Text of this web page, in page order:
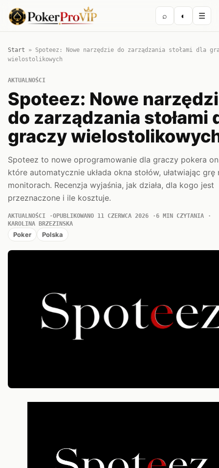
⌕ ◐ ☰
Start » Spoteez: Nowe narzędzie do zarządzania stołami dla
wielostolikowych
AKTUALNOŚCI
Spoteez: Nowe
do zarządzania stołami
graczy
Spoteez to nowe oprogramowanie dla graczy pokera
które automatycznie układa okna stołów, ułatwiając grę
monitorach. Recenzja wyjaśnia, jak działa, dla kogo jest
przeznaczone i ile kosztuje.
AKTUALNOŚCI OPUBLIKOWANO 11 CZERWCA 2026
6 MIN CZYTANIA
KAROLINA BRZEZINSKA
Poker Polska